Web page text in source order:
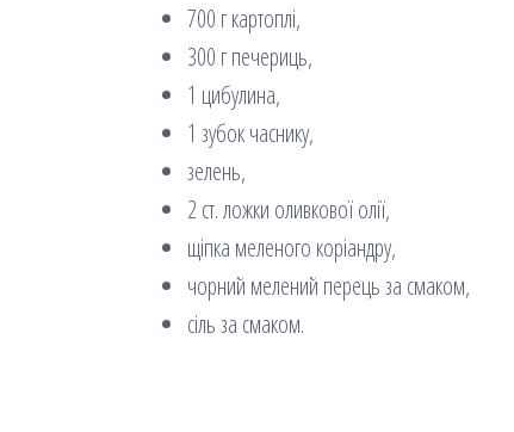
700 г картоплі,
300 г печериць,
1 цибулина,
1 зубок часнику,
зелень,
2 ст. ложки оливкової олії,
щіпка меленого коріандру,
чорний мелений перець за смаком,
сіль за смаком.